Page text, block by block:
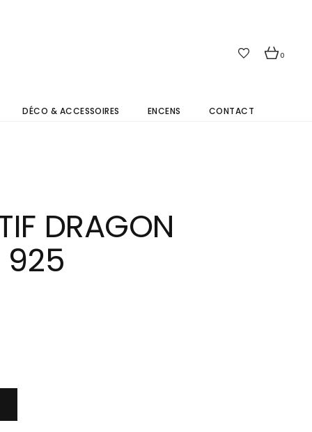
0
DÉCO & ACCESSOIRES ENCENS CONTACT
DRAGON
925